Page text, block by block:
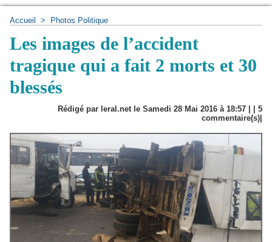
Accueil > Photos Politique
Les images de l’accident
tragique qui a fait 2 morts et 30
blessés
Rédigé par leral.net le Samedi 28 Mai 2016 à 18:57 | | 5
commentaire(s)|